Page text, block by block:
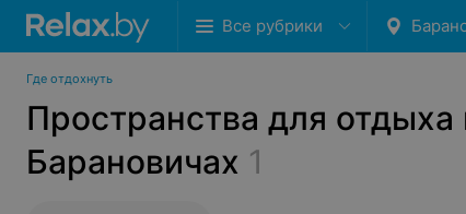
Все рубрики
Где отдохнуть
Пространства для отдыха
Барановичах 1